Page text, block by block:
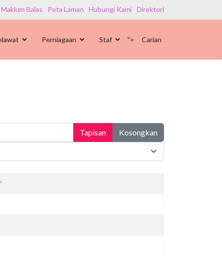
Balas Peta Laman Hubungi Kami Direktori
Perniagaan Staf "> Carian
Tapisan Kosongkan